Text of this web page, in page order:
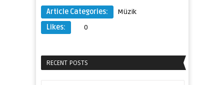
Article Categories:
Müzik
Likes:
0
RECENT POSTS